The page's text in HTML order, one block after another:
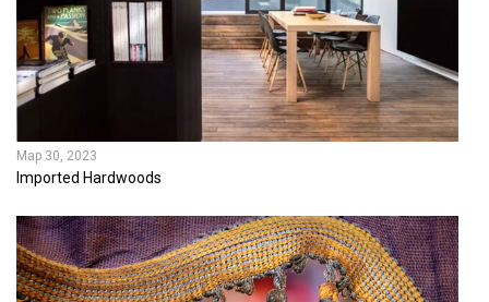
Мар 30, 2023
Imported Hardwoods